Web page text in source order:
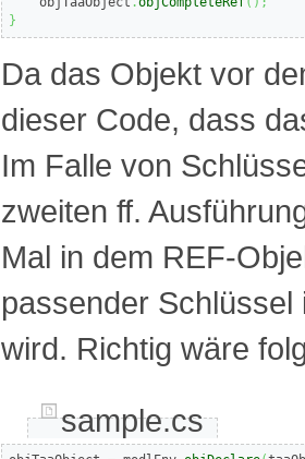
}
Da das Objekt vor
dieser Code, dass
Im Falle von
zweiten ff.
Mal in dem REF-
passender
wird. Richtig wäre
sample.cs